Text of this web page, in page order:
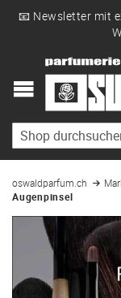
📧 Newsletter mit
oswaldparfum.ch
Augenpinsel